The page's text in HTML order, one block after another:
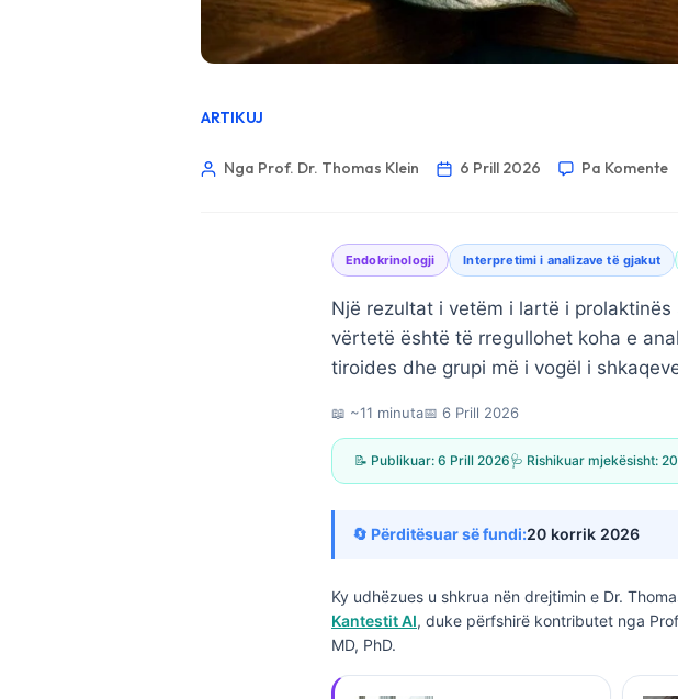
ARTIKUJ
Nga Prof. Dr. Thomas Klein 6 Prill 2026 Pa Komente
Endokrinologji Interpretimi i analizave të gjakut
Një rezultat i vetëm i lartë i
vërtetë është të rregullohet koha e
tiroides dhe grupi më i vogël i
📖 ~11 minuta📅 6 Prill 2026
📝 Publikuar: 6 Prill 2026🩺 Rishikuar mjekësisht:
🔄 Përditësuar së fundi:20 korrik 2026
Ky udhëzues u shkrua nën drejtimin e Dr.
Kantestit AI, duke përfshirë kontributet nga
MD, PhD.